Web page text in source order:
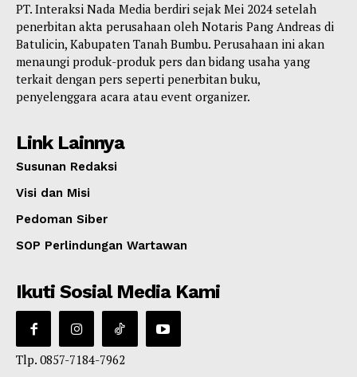
PT. Interaksi Nada Media berdiri sejak Mei 2024 setelah
penerbitan akta perusahaan oleh Notaris Pang Andreas di
Batulicin, Kabupaten Tanah Bumbu. Perusahaan ini akan
menaungi produk-produk pers dan bidang usaha yang
terkait dengan pers seperti penerbitan buku,
penyelenggara acara atau event organizer.
Link Lainnya
Susunan Redaksi
Visi dan Misi
Pedoman Siber
SOP Perlindungan Wartawan
Ikuti Sosial Media Kami
Tlp. 0857-7184-7962